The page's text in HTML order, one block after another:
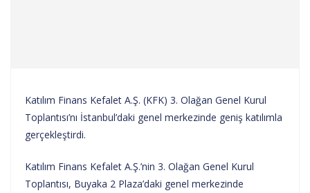
Katılım Finans Kefalet A.Ş. (KFK) 3. Olağan Genel Kurul
Toplantısı’nı İstanbul’daki genel merkezinde geniş katılımla
gerçekleştirdi.
Katılım Finans Kefalet A.Ş.’nin 3. Olağan Genel Kurul
Toplantısı, Buyaka 2 Plaza’daki genel merkezinde